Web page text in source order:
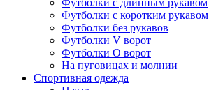
Футболки с длинным рукавом
Футболки с коротким рукавом
Футболки без рукавов
Футболки V ворот
Футболки O ворот
На пуговицах и молнии
Спортивная одежда